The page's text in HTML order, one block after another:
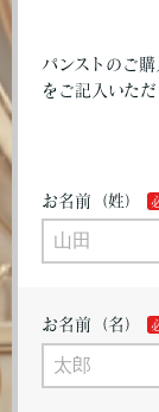
パンストのご
をご記入いた
お名前（姓）
お名前（名）